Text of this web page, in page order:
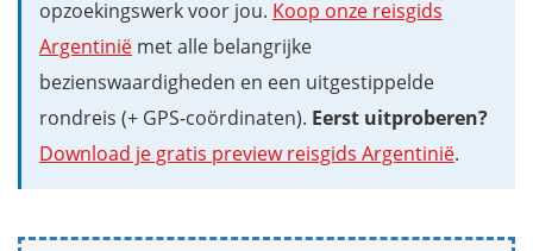
opzoekingswerk voor jou. Koop onze reisgids
Argentinië met alle belangrijke
bezienswaardigheden en een uitgestippelde
rondreis (+ GPS-coördinaten). Eerst uitproberen?
Download je gratis preview reisgids Argentinië.